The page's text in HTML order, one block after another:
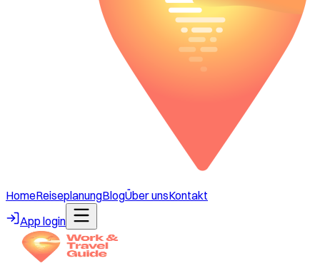
HomeReiseplanungBlogÜber unsKontakt
App login